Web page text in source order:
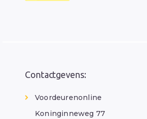
Contactgevens:
Voordeurenonline
Koninginneweg 77